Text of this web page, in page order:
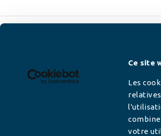
Ce site
Les
votre